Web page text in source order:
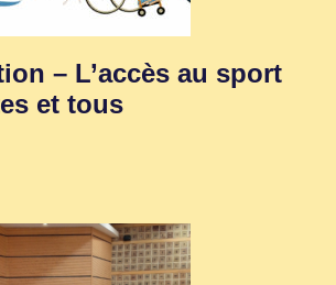
– L’accès au sport
et tous